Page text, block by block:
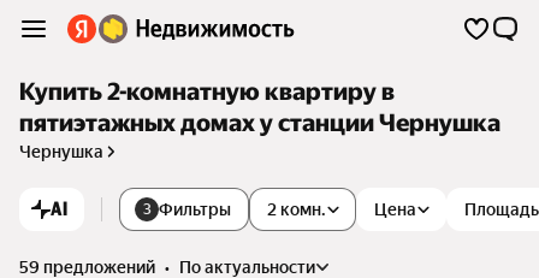
Купить 2-комнатную квартиру в
пятиэтажных домах у станции Чернушка
Чернушка
AI 3 Фильтры 2 комн. Цена Площадь
59 предложений •
по актуальности